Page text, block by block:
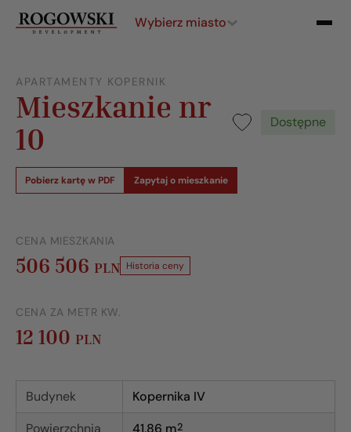
Wybierz miasto
APARTAMENTY KOPERNIK
Mieszkanie nr
10
Dostępne
Pobierz kartę w PDF Zapytaj o mieszkanie
CENA MIESZKANIA
506 506 PLN Historia ceny
CENA ZA METR KW.
12 100 PLN
Budynek
Kopernika IV
Powierzchnia
41,86 m2